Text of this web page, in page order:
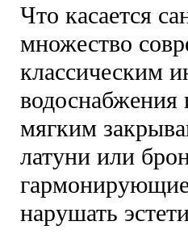
Что касается
множество
классическим
водоснабжения
мягким
латуни или
нарушать